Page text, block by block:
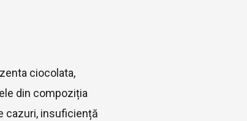
ciocolata,
din compoziția
cazuri, insuficiență